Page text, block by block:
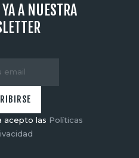
A NUESTRA
acepto las Políticas